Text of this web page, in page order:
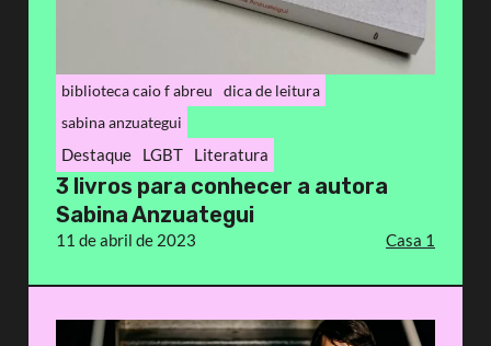
biblioteca caio f abreu
dica de leitura
sabina anzuategui
Destaque LGBT Literatura
3 livros para conhecer a autora
Sabina Anzuategui
11 de abril de 2023 Casa 1